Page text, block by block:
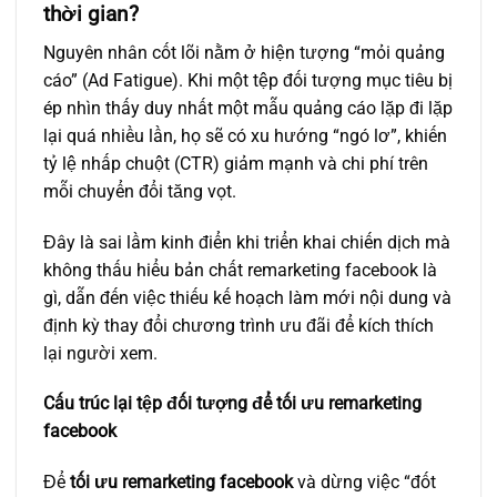
thời gian?
Nguyên nhân cốt lõi nằm ở hiện tượng “mỏi quảng
cáo” (Ad Fatigue). Khi một tệp đối tượng mục tiêu bị
ép nhìn thấy duy nhất một mẫu quảng cáo lặp đi lặp
lại quá nhiều lần, họ sẽ có xu hướng “ngó lơ”, khiến
tỷ lệ nhấp chuột (CTR) giảm mạnh và chi phí trên
mỗi chuyển đổi tăng vọt.
Đây là sai lầm kinh điển khi triển khai chiến dịch mà
không thấu hiểu bản chất remarketing facebook là
gì, dẫn đến việc thiếu kế hoạch làm mới nội dung và
định kỳ thay đổi chương trình ưu đãi để kích thích
lại người xem.
Cấu trúc lại tệp đối tượng để tối ưu remarketing
facebook
Để tối ưu remarketing facebookvà dừng việc “đốt